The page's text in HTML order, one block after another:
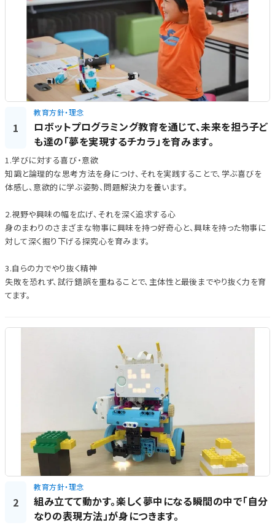
1
教育方針・理念
ロボットプログラミング教育を通じて、未来を担う子ど
も達の「夢を実現するチカラ」を育みます。
1.学びに対する喜び・意欲
知識と論理的な思考方法を身につけ、それを実践することで、学ぶ喜びを
体感し、意欲的に学ぶ姿勢、問題解決力を養います。
2.視野や興味の幅を広げ、それを深く追求する心
身のまわりのさまざまな物事に興味を持つ好奇心と、興味を持った物事に
対して深く掘り下げる探究心を育みます。
3.自らの力でやり抜く精神
失敗を恐れず、試行錯誤を重ねることで、主体性と最後までやり抜く力を育
てます。
2
教育方針・理念
組み立てて動かす。楽しく夢中になる瞬間の中で「自分
なりの表現方法」が身につきます。